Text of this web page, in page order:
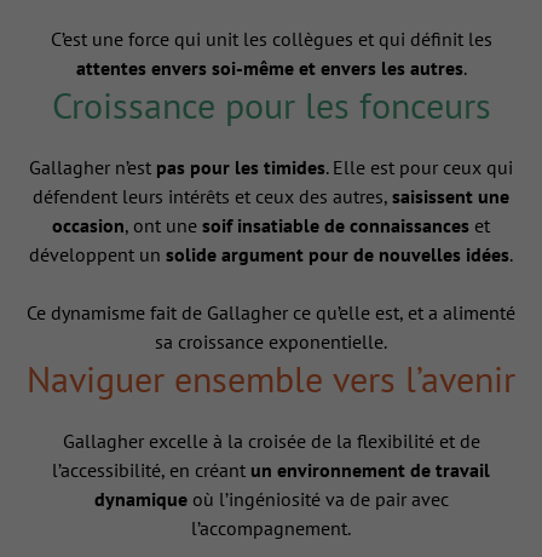
C’est une force qui unit les collègues et qui définit les
attentes envers soi-même et envers les autres.
Croissance pour les fonceurs
Gallagher n’est pas pour les timides. Elle est pour ceux qui
défendent leurs intérêts et ceux des autres, saisissent une
occasion, ont une soif insatiable de connaissances et
développent un solide argument pour de nouvelles idées.
Ce dynamisme fait de Gallagher ce qu’elle est, et a alimenté
sa croissance exponentielle.
Naviguer ensemble vers l’avenir
Gallagher excelle à la croisée de la flexibilité et de
l’accessibilité, en créant un environnement de travail
dynamique où l’ingéniosité va de pair avec
l’accompagnement.